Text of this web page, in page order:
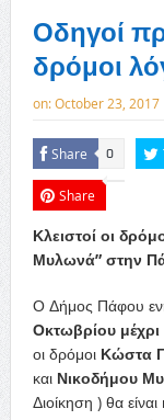
Οδηγοί
δρόμοι
on:October 23, 2017
Share 0
Share
Κλειστοί οι
Μυλωνά” στην
Ο Δήμος Πάφου
Οκτωβρίου
οι δρόμοι Κώστα
και Νικοδήμου
Διοίκηση ) θα είναι